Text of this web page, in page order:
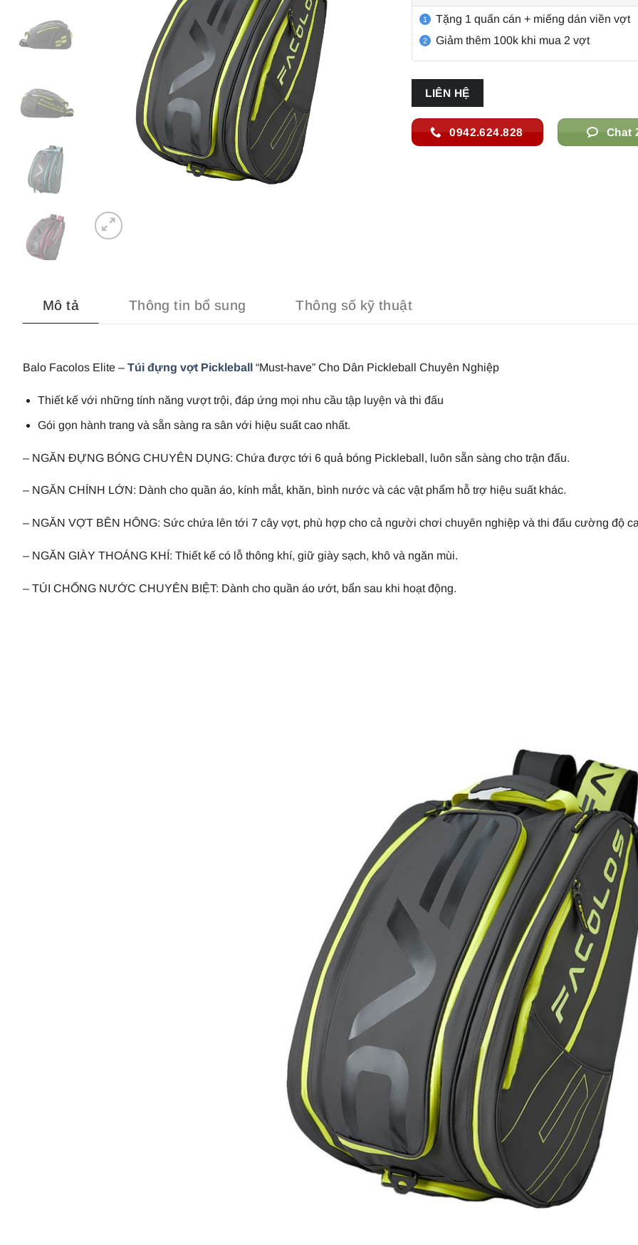
3.500.000 ₫.
là:
2.450.000 ₫.
1 Tặng 1 quấn cán + miếng dán viền vợt
2 Giảm thêm 100k khi mua 2 vợt
LIÊN HỆ
0942.624.828 Chat
Mô tả Thông tin bổ sung Thông số kỹ thuật
Balo Facolos Elite – Túi đựng vợt Pickleball “Must-have” Cho Dân Pickleball Chuyên Nghiệp
Thiết kế với những tính năng vượt trội, đáp ứng mọi nhu cầu tập luyện và thi đấu
Gói gọn hành trang và sẵn sàng ra sân với hiệu suất cao nhất.
– NGĂN ĐỰNG BÓNG CHUYÊN DỤNG: Chứa được tới 6 quả bóng Pickleball, luôn sẵn sàng cho trận đấu.
– NGĂN CHÍNH LỚN: Dành cho quần áo, kính mắt, khăn, bình nước và các vật phẩm hỗ trợ hiệu suất khác.
– NGĂN VỢT BÊN HÔNG: Sức chứa lên tới 7 cây vợt, phù hợp cho cả người chơi chuyên nghiệp và thi đấu cường độ
– NGĂN GIÀY THOÁNG KHÍ: Thiết kế có lỗ thông khí, giữ giày sạch, khô và ngăn mùi.
– TÚI CHỐNG NƯỚC CHUYÊN BIỆT: Dành cho quần áo ướt, bẩn sau khi hoạt động.